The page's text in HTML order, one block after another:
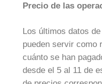
Precio de las
Los últimos datos
pueden servir como
cuánto se han
desde el 5 al 11 de